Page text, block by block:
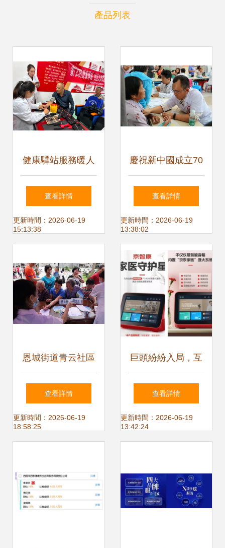
產品列表
健康驛站服務暖人
心 家門口的義診等
您來
查看詳情
更新時間：2026-06-19
15:13:38
慶祝新中國成立70
周年 泰州中西醫結
合醫院舉辦“健康江
蘇服務百姓”大型聯
合義診活動
查看詳情
更新時間：2026-06-19
13:38:02
恩城街道青云社區
優化健康服務，擦
亮幸福底色——衛
列活動守護民生福
祉
查看詳情
更新時間：2026-06-19
18:58:25
巨頭紛紛入局，互
聯網+醫療健康會
重蹈社區團購的覆
查看詳情
更新時間：2026-06-19
13:42:24